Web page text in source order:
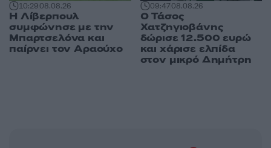
10:2908.08.26
Η Λίβερπουλ
συμφώνησε με την
Μπαρτσελόνα και
παίρνει τον Αραούχο
09:4708.08.26
Ο Τάσος
Χατζηγιοβάνης
δώρισε 12.500 ευρώ
και χάρισε ελπίδα
στον μικρό Δημήτρη